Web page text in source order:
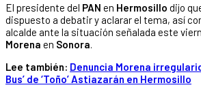
El presidente del PAN en Hermosillo dijo
dispuesto a debatir y aclarar el tema, así
alcalde ante la situación señalada este
Morena en Sonora.
Lee también: Denuncia Morena
Bus’ de ‘Toño’ Astiazarán en Hermosillo